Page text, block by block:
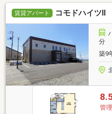
賃貸アパート コモドハイツⅡ
分
築9
管